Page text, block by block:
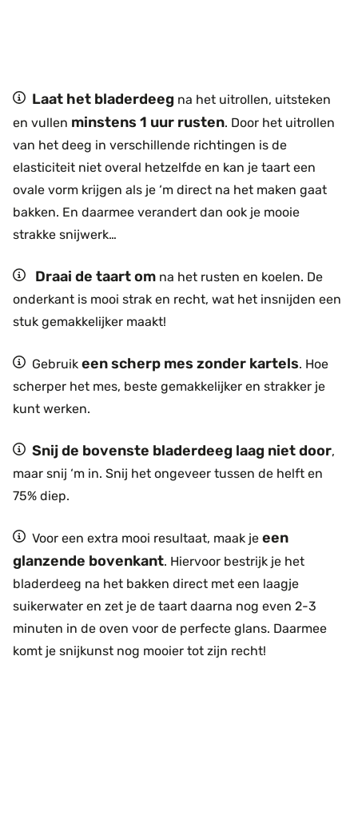
Laat het bladerdeeg na het uitrollen, uitsteken
en vullen minstens 1 uur rusten. Door het uitrollen
van het deeg in verschillende richtingen is de
elasticiteit niet overal hetzelfde en kan je taart een
ovale vorm krijgen als je ‘m direct na het maken gaat
bakken. En daarmee verandert dan ook je mooie
strakke snijwerk…
Draai de taart om na het rusten en koelen. De
onderkant is mooi strak en recht, wat het insnijden een
stuk gemakkelijker maakt!
Gebruik een scherp mes zonder kartels. Hoe
scherper het mes, beste gemakkelijker en strakker je
kunt werken.
Snij de bovenste bladerdeeg laag niet door,
maar snij ‘m in. Snij het ongeveer tussen de helft en
75% diep.
Voor een extra mooi resultaat, maak je een
glanzende bovenkant. Hiervoor bestrijk je het
bladerdeeg na het bakken direct met een laagje
suikerwater en zet je de taart daarna nog even 2-3
minuten in de oven voor de perfecte glans. Daarmee
komt je snijkunst nog mooier tot zijn recht!